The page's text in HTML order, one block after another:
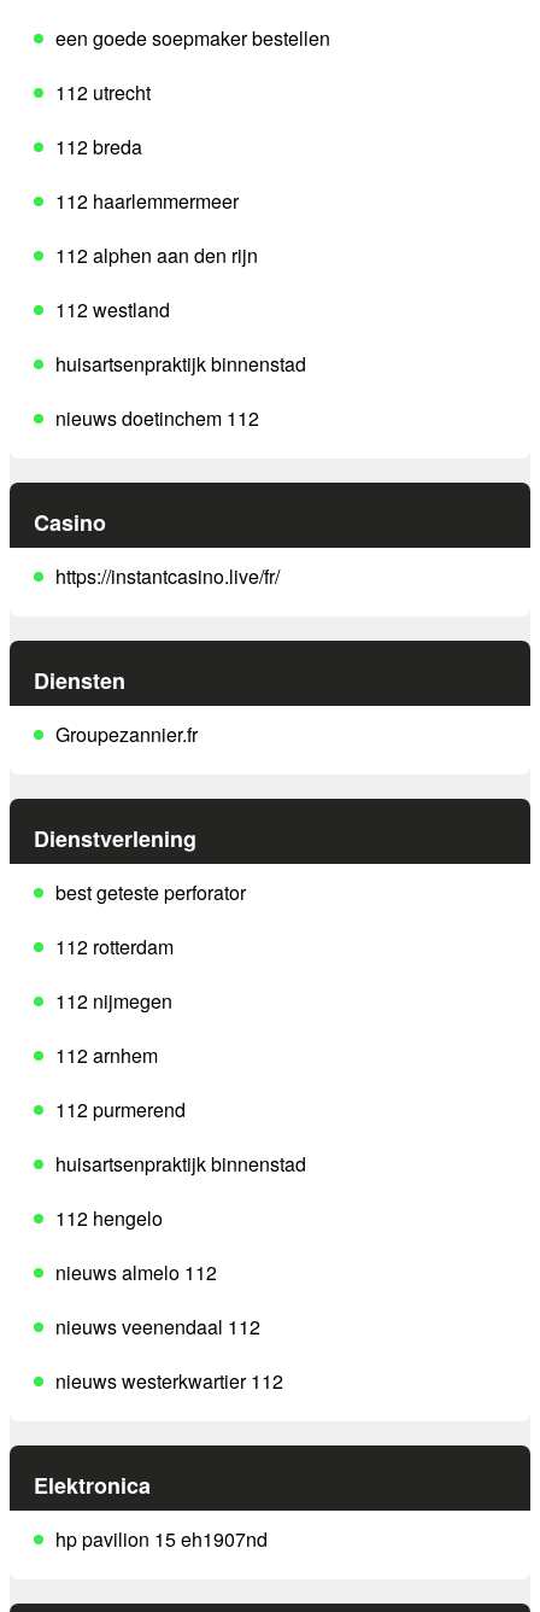
een goede soepmaker bestellen
112 utrecht
112 breda
112 haarlemmermeer
112 alphen aan den rijn
112 westland
huisartsenpraktijk binnenstad
nieuws doetinchem 112
Casino
https://instantcasino.live/fr/
Diensten
Groupezannier.fr
Dienstverlening
best geteste perforator
112 rotterdam
112 nijmegen
112 arnhem
112 purmerend
huisartsenpraktijk binnenstad
112 hengelo
nieuws almelo 112
nieuws veenendaal 112
nieuws westerkwartier 112
Elektronica
hp pavilion 15 eh1907nd